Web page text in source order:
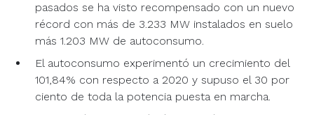
pasados se ha visto recompensado con un nuevo
récord con más de 3.233 MW instalados en suelo
más 1.203 MW de autoconsumo.
El autoconsumo experimentó un crecimiento del
101,84% con respecto a 2020 y supuso el 30 por
ciento de toda la potencia puesta en marcha.